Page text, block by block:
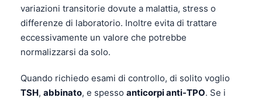
variazioni transitorie dovute a malattia, stress o
differenze di laboratorio. Inoltre evita di trattare
eccessivamente un valore che potrebbe
normalizzarsi da solo.
Quando richiedo esami di controllo, di solito voglio
TSH, abbinato, e spesso anticorpi anti-TPO. Se i
Svenska
Bosanski
Azərbaycan dili
Eesti
日本語